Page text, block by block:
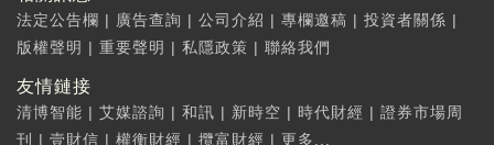
法定公告欄 | 廣告查詢 | 公司介紹 | 專欄邀稿 | 投資者關係 |
版權聲明 | 重要聲明 | 私隱政策 | 聯絡我們
友情鏈接
清博智能 | 艾媒諮詢 | 和訊 | 新時空 | 時代財經 | 證券市場周
刊
| 壹財信 | 權衡財經 | 攬富財經 | 更多...